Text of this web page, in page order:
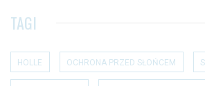
TAGI
HOLLE OCHRONA PRZED SŁOŃCEM